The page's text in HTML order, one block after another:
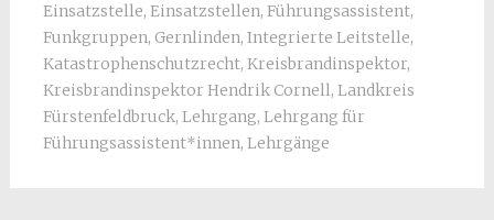
Einsatzstelle, Einsatzstellen, Führungsassistent,
Funkgruppen, Gernlinden, Integrierte Leitstelle,
Katastrophenschutzrecht, Kreisbrandinspektor,
Kreisbrandinspektor Hendrik Cornell, Landkreis
Fürstenfeldbruck, Lehrgang, Lehrgang für
Führungsassistent*innen, Lehrgänge